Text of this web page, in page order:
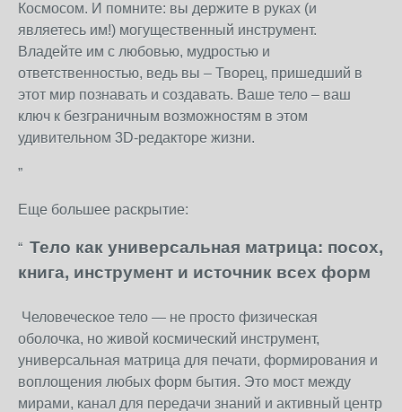
Космосом. И помните: вы держите в руках (и
являетесь им!) могущественный инструмент.
Владейте им с любовью, мудростью и
ответственностью, ведь вы – Творец, пришедший в
этот мир познавать и создавать. Ваше тело – ваш
ключ к безграничным возможностям в этом
удивительном 3D-редакторе жизни.
”
Еще большее раскрытие:
“ Тело как универсальная матрица: посох,
книга, инструмент и источник всех форм
Человеческое тело — не просто физическая
оболочка, но живой космический инструмент,
универсальная матрица для печати, формирования и
воплощения любых форм бытия. Это мост между
мирами, канал для передачи знаний и активный центр